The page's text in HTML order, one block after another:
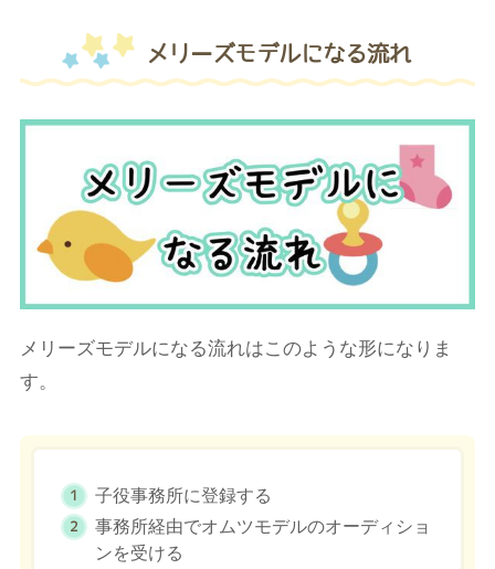
メリーズモデルになる流れ
メリーズモデルになる流れはこのような形になりま
す。
子役事務所に登録する
事務所経由でオムツモデルのオーディショ
ンを受ける